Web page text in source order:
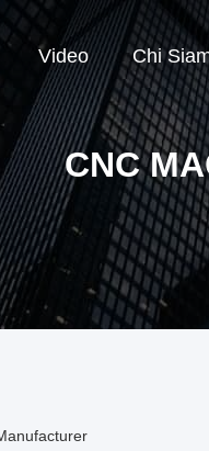
Video Chi
CNC